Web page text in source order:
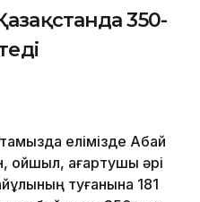
350-
елімізде Абай
ойшыл, ағартушы әрі
туғанына 181